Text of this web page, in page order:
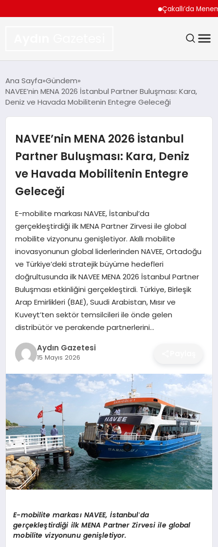
Çakallı’da Menemen
TEKNOLOJI
SIYASET
MAGAZIN
SAĞLIK
EĞITIM
DÜNYA
Ana Sayfa Gündem
NAVEE’nin MENA 2026 İstanbul Partner Buluşması: Kara,
Deniz ve Havada Mobilitenin Entegre Geleceği
NAVEE’nin MENA 2026 İstanbul
Partner Buluşması: Kara, Deniz
ve Havada Mobilitenin Entegre
Geleceği
E-mobilite markası NAVEE, İstanbul’da
gerçekleştirdiği ilk MENA Partner Zirvesi ile global
mobilite vizyonunu genişletiyor. Akıllı mobilite
inovasyonunun global liderlerinden NAVEE, Ortadoğu
ve Türkiye’deki stratejik büyüme hedefleri
doğrultusunda ilk NAVEE MENA 2026 İstanbul Partner
Buluşması etkinliğini gerçekleştirdi. Türkiye, Birleşik
Arap Emirlikleri (BAE), Suudi Arabistan, Mısır ve
Kuveyt’ten sektör temsilcileri ile önde gelen
distribütör ve perakende partnerlerini…
Aydın Gazetesi
15 Mayıs 2026
E-mobilite markası NAVEE,İstanbul’da
gerçekleştirdiği ilk MENA Partner Zirvesi ile global
mobilitevizyonunu genişletiyor.